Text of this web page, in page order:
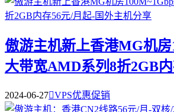
傲游主机新上香港MG机房
大带宽AMD系列8折2GB
2024-06-27VPS优惠促销